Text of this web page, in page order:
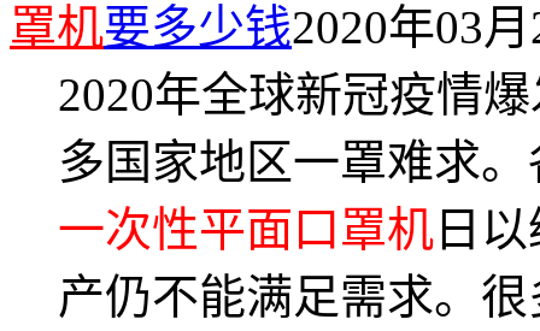
罩机要多少钱2020年03
2020年全球新冠疫情
多国家地区一罩难求
一次性平面口罩机 日
产仍不能满足需求。